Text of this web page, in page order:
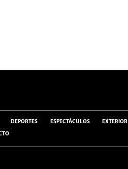
DEPORTES ESPECTÁCULOS EXTERIOR